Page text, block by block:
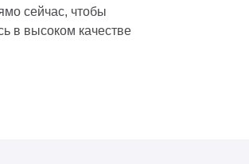
сейчас, чтобы
в высоком качестве